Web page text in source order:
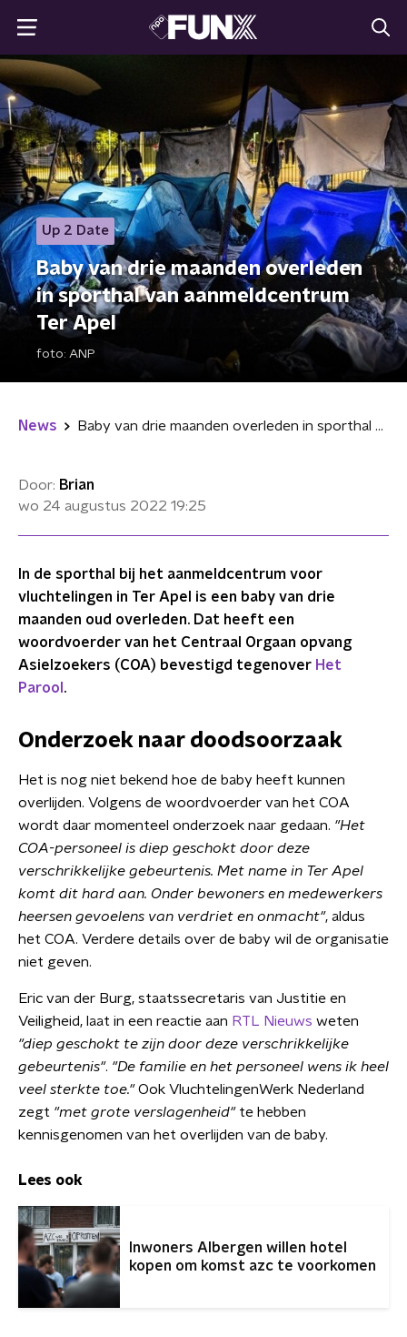
Up 2 Date
Baby van drie maanden overleden
in sporthal van aanmeldcentrum
Ter Apel
foto: ANP
News Baby van drie maanden overleden in sporthal van aanmeldcentrum Ter Apel
Door: Brian
wo 24 augustus 2022 19:25
In de sporthal bij het aanmeldcentrum voor
vluchtelingen in Ter Apel is een baby van drie
maanden oud overleden. Dat heeft een
woordvoerder van het Centraal Orgaan opvang
Asielzoekers (COA) bevestigd tegenover Het
Parool .
Onderzoek naar doodsoorzaak
Het is nog niet bekend hoe de baby heeft kunnen
overlijden. Volgens de woordvoerder van het COA
wordt daar momenteel onderzoek naar gedaan. "Het
COA-personeel is diep geschokt door deze
verschrikkelijke gebeurtenis. Met name in Ter Apel
komt dit hard aan. Onder bewoners en medewerkers
heersen gevoelens van verdriet en onmacht", aldus
het COA. Verdere details over de baby wil de organisatie
niet geven.
Eric van der Burg, staatssecretaris van Justitie en
Veiligheid, laat in een reactie aan RTL Nieuws weten
"diep geschokt te zijn door deze verschrikkelijke
gebeurtenis". "De familie en het personeel wens ik heel
veel sterkte toe."Ook VluchtelingenWerk Nederland
zegt "met grote verslagenheid"te hebben
kennisgenomen van het overlijden van de baby.
Lees ook
Inwoners Albergen willen hotel
kopen om komst azc te voorkomen